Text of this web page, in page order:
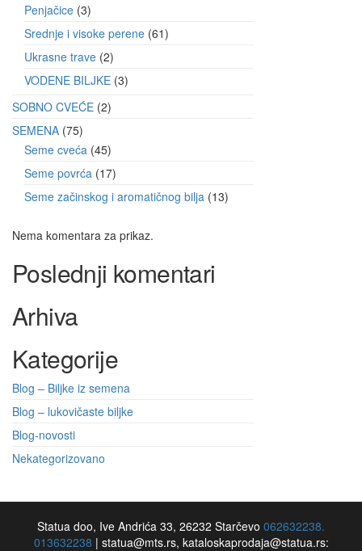
Penjačice 3
Srednje i visoke perene 61
Ukrasne trave 2
VODENE BILJKE 3
SOBNO CVEĆE 2
SEMENA 75
Seme cveća 45
Seme povrća 17
Seme začinskog i aromatičnog bilja 13
Nema komentara za prikaz.
Poslednji komentari
Arhiva
Kategorije
Blog – Biljke iz semena
Blog – lukovičaste biljke
Blog-novosti
Nekategorizovano
Statua doo, Ive Andrića 33, 26232 Starčevo 062632238.
013632238 | statua@mts.rs, kataloskaprodaja@statua.rs: